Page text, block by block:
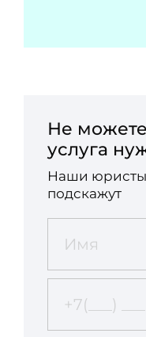
Не
услуга
Наши юристы
подскажут